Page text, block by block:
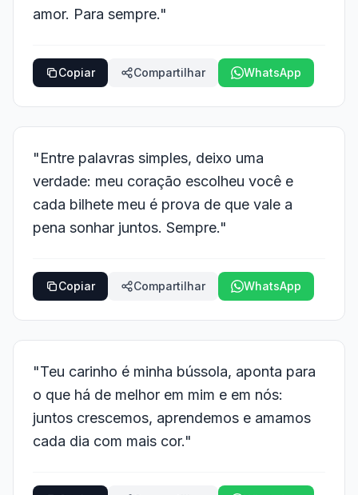
amor. Para sempre."
Copiar Compartilhar WhatsApp
"Entre palavras simples, deixo uma
verdade: meu coração escolheu você e
cada bilhete meu é prova de que vale a
pena sonhar juntos. Sempre."
Copiar Compartilhar WhatsApp
"Teu carinho é minha bússola, aponta para
o que há de melhor em mim e em nós:
juntos crescemos, aprendemos e amamos
cada dia com mais cor."